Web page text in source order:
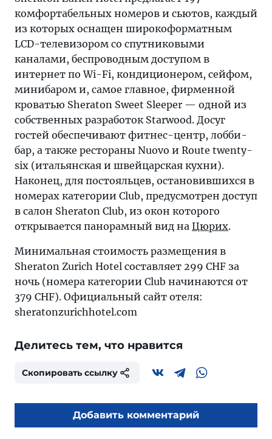
комфортабельных номеров и сьютов, каждый
из которых оснащен широкоформатным
LCD-телевизором со спутниковыми
каналами, беспроводным доступом в
интернет по Wi-Fi, кондиционером, сейфом,
минибаром и, самое главное, фирменной
кроватью Sheraton Sweet Sleeper — одной из
собственных разработок Starwood. Досуг
гостей обеспечивают фитнес-центр, лобби-
бар, а также рестораны Nuovo и Route twenty-
six (итальянская и швейцарская кухни).
Наконец, для постояльцев, остановившихся в
номерах категории Club, предусмотрен доступ
в салон Sheraton Club, из окон которого
открывается панорамный вид на Цюрих.
Минимальная стоимость размещения в
Sheraton Zurich Hotel составляет 299 CHF за
ночь (номера категории Club начинаются от
379 CHF). Официальный сайт отеля:
sheratonzurichhotel.com
Делитесь тем, что нравится
Скопировать ссылку
Добавить комментарий